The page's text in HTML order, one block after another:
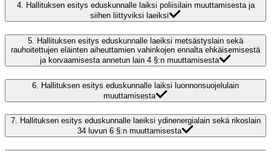
4. Hallituksen esitys eduskunnalle laiksi poliisilain muuttamisesta ja
siihen liittyviksi laeiksi
5.
Hallituksen esitys eduskunnalle laeiksi metsästyslain sekä
rauhoitettujen eläinten aiheuttamien vahinkojen ennalta ehkäisemisestä
ja korvaamisesta annetun lain 4 §:n muuttamisesta
6. Hallituksen esitys eduskunnalle laiksi luonnonsuojelulain
muuttamisesta
7. Hallituksen esitys eduskunnalle laeiksi ydinenergialain sekä rikoslain
34 luvun 6 §:n muuttamisesta